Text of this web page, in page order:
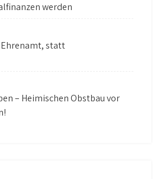
werden
statt
– Heimischen Obstbau vor